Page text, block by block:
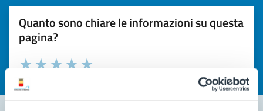
Quanto sono chiare le informazioni su questa
pagina?
Valuta la chiarezza delle informazioni (da 1 a 5 stelle)
Seleziona il numero di stelle per valutare la chiarezza delle
Valuta 1 stelle su 5